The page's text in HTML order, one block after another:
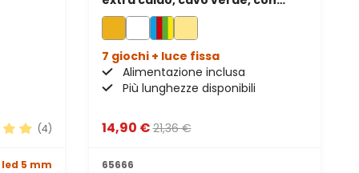
(4)
5 mm
telecomando
7 giochi + luce fissa
Alimentazione inclusa
Più lunghezze disponibili
14,90 €21,36 €
65666